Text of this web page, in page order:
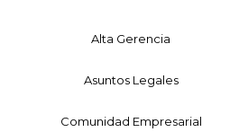
Alta Gerencia
Asuntos Legales
Comunidad Empresarial